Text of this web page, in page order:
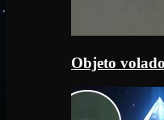
Objeto